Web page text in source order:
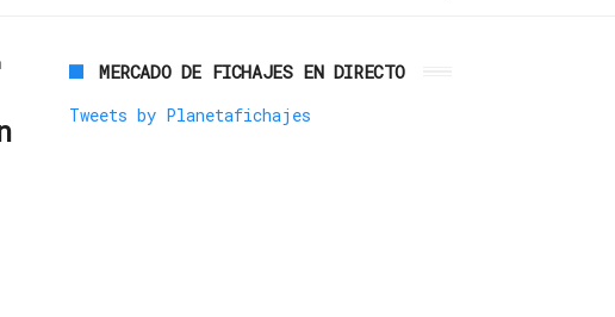
MERCADO DE FICHAJES EN DIRECTO
Tweets by Planetafichajes